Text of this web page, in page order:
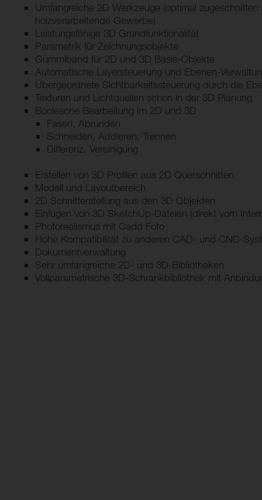
Umfangreiche 2D Werkzeuge (optimal zugeschnitten
holzverarbeitende Gewerbe)
Leistungsfähige 3D Grundfunktionalität
Parametrik für Zeichnungsobjekte
Gummiband für 2D und 3D Basis-Objekte
Automatische Layersteuerung und Ebenen-
Übergeordnete Sichtbarkeitssteuerung durch die
Texturen und Lichtquellen schon in der 3D Planung
Boolesche Bearbeitung im 2D und 3D
Fasen, Abrunden
Schneiden, Addieren, Trennen
Differenz, Vereinigung
Erstellen von 3D Profilen aus 2D Querschnitten
Modell und Layoutbereich
2D Schnitterstellung aus den 3D Objekten
Einfügen von 3D SketchUp-Dateien (direkt vom
Photorealismus mit Cadd Foto
Hohe Kompatibilität zu anderen CAD- und CNC-
Dokumentverwaltung
Sehr umfangreiche 2D- und 3D-Bibliotheken
Vollparametrische 3D-Schrankbibliothek mit